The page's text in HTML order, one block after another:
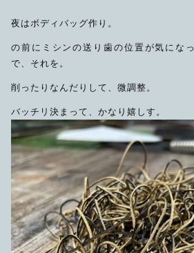
夜はボディバッグ作り。
の前にミシンの送り歯の位置が気にな
で、それを。
削ったりなんだりして、微調整。
バッチリ決まって、かなり嬉しす。